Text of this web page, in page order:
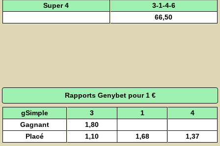
Super 4
3-1-4-6
66,50
Rapports Genybet pour 1 €
gSimple 3 1
4
Gagnant
1,80
Placé
1,10 1,68 1,37